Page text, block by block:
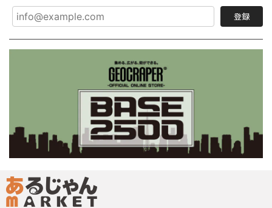
登録